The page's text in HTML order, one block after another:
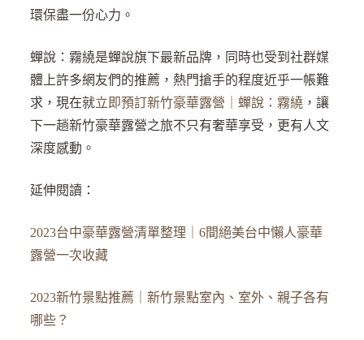
環保盡一份心力。
蟬說：霧繞是蟬說旗下最新品牌，同時也受到社群媒
體上許多網友們的推薦，熱門搶手的程度近乎一帳難
求，現在就立即預訂新竹豪華露營｜蟬說：霧繞，讓
下一趟新竹豪華露營之旅不只有奢華享受，更有人文
深度感動。
延伸閱讀：
2023台中豪華露營清單整理｜6間絕美台中懶人豪華
露營一次收藏
2023新竹景點推薦｜新竹景點室內、室外、親子各有
哪些？